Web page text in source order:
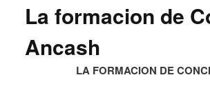
La formacion de
Ancash
LA FORMACION DE